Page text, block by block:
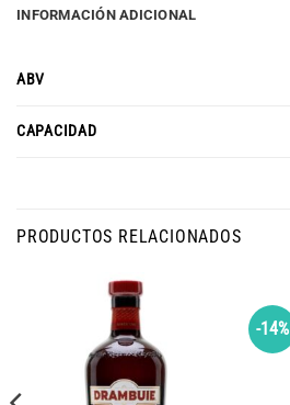
INFORMACIÓN ADICIONAL
ABV
CAPACIDAD
PRODUCTOS RELACIONADOS
-14%